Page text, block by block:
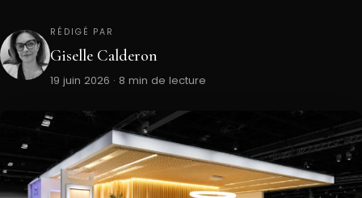
RÉDIGÉ PAR
Giselle Calderon
19 juin 2026 · 8 min de lecture